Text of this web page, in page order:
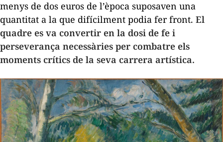
menys de dos euros de l’època suposaven una
quantitat a la que difícilment podia fer front. El
quadre es va convertir en la dosi de fe i
perseverança necessàries per combatre els
moments crítics de la seva carrera artística.